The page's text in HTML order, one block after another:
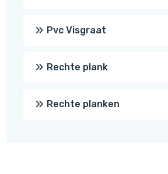
Pvc Visgraat
Rechte plank
Rechte planken